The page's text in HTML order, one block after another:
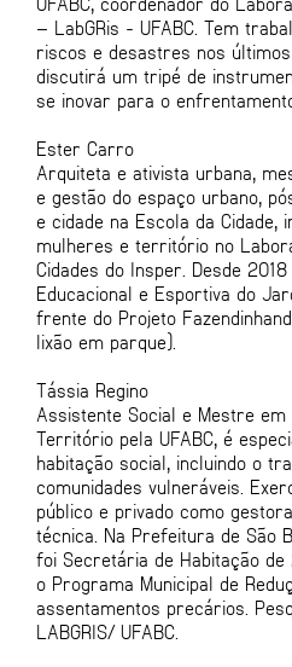
– LabGRis - UFABC. Tem
riscos e desastres nos
discutirá um tripé de
se inovar para o
Ester Carro
Arquiteta e ativista urbana,
e gestão do espaço urbano,
e cidade na Escola da Cidade,
mulheres e território no
Cidades do Insper. Desde
Educacional e Esportiva do
frente do Projeto
lixão em parque).
Tássia Regino
Assistente Social e Mestre em
Território pela UFABC, é
habitação social, incluindo o
comunidades vulneráveis.
público e privado como
técnica. Na Prefeitura de São
foi Secretária de Habitação
o Programa Municipal de
assentamentos precários.
LABGRIS/ UFABC.